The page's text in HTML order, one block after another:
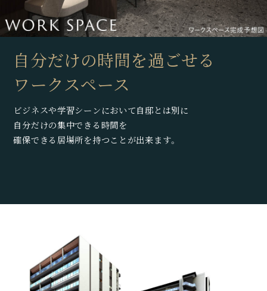
自分だけの時間を過ごせる
ワークスペース
ビジネスや学習シーンにおいて自邸とは別に
自分だけの集中できる時間を
確保できる居場所を持つことが出来ます。